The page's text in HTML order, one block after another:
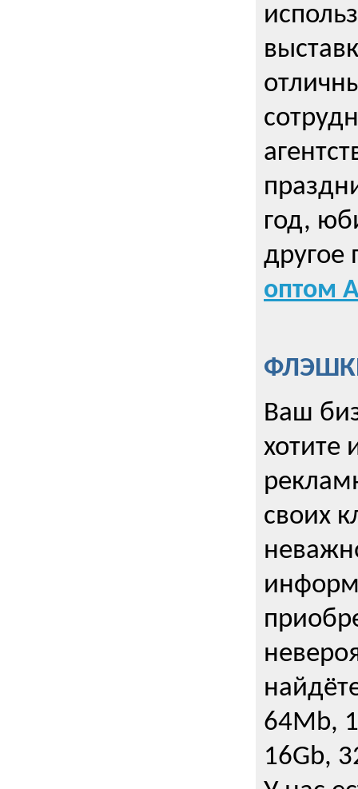
год,
другое
оптом
Ваш
хотите
своих
64Mb,
16Gb,